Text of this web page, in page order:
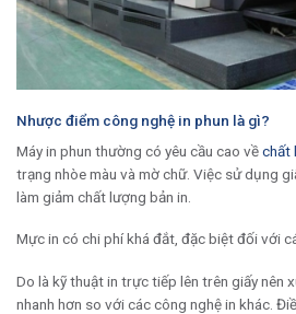
Nhược điểm công nghệ in phun là gì?
Máy in phun thường có yêu cầu cao vềchất
trạng nhòe màu và mờ chữ. Việc sử dụng
làm giảm chất lượng bản in.
Mực in có chi phí khá đắt, đặc biệt đối với
Do là kỹ thuật in trực tiếp lên trên giấy nên
nhanh hơn so với các công nghệ in khác.